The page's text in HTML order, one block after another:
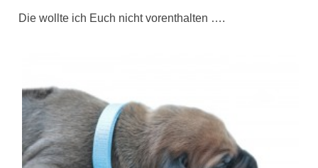
Die wollte ich Euch nicht vorenthalten ….